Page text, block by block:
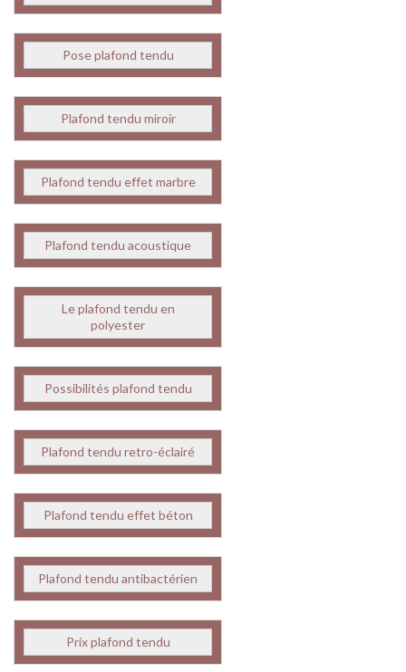
Pose plafond tendu
Plafond tendu miroir
Plafond tendu effet marbre
Plafond tendu acoustique
Le plafond tendu en
polyester
Possibilités plafond tendu
Plafond tendu retro-éclairé
Plafond tendu effet béton
Plafond tendu antibactérien
Prix plafond tendu